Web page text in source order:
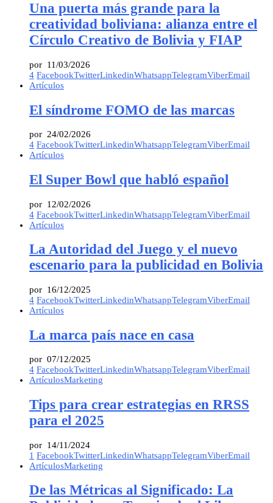
Una puerta más grande para la
creatividad boliviana: alianza entre el
Círculo Creativo de Bolivia y FIAP
por 11/03/2026
4 FacebookTwitterLinkedinWhatsappTelegramViberEmail
Artículos
El síndrome FOMO de las marcas
por 24/02/2026
4 FacebookTwitterLinkedinWhatsappTelegramViberEmail
Artículos
El Super Bowl que habló español
por 12/02/2026
4 FacebookTwitterLinkedinWhatsappTelegramViberEmail
Artículos
La Autoridad del Juego y el nuevo
escenario para la publicidad en Bolivia
por 16/12/2025
4 FacebookTwitterLinkedinWhatsappTelegramViberEmail
Artículos
La marca país nace en casa
por 07/12/2025
4 FacebookTwitterLinkedinWhatsappTelegramViberEmail
ArtículosMarketing
Tips para crear estrategias en RRSS
para el 2025
por 14/11/2024
1 FacebookTwitterLinkedinWhatsappTelegramViberEmail
ArtículosMarketing
De las Métricas al Significado: La